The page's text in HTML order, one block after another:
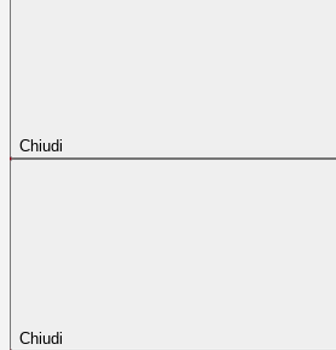
Chiudi
Chiudi